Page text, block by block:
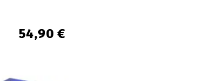
54,90 €